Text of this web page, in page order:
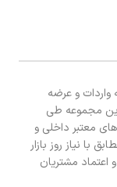
خود را از سال ۱۳۷۹ در زمینه واردات و عرضه
این مجموعه طی
معتبر داخلی و
با نیاز روز بازار
اعتماد مشتریان